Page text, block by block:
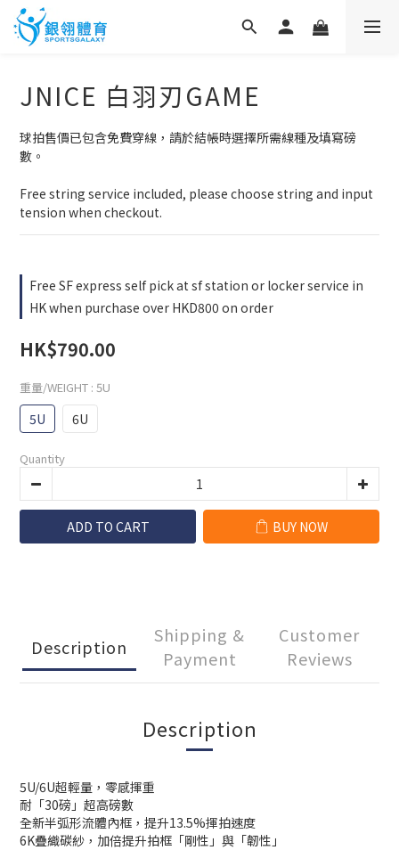
JNICE 白羽刃GAME
球拍售價已包含免費穿線，請於結帳時選擇所需線種及填寫磅
數。
Free string service included, please choose string and input
tension when checkout.
Free SF express self pick at sf station or locker service in
HK when purchase over HKD800 on order
HK$790.00
重量/WEIGHT : 5U
5U 6U
Quantity
ADD TO CART BUY NOW
Description
Shipping &
Payment
Customer
Reviews
Description
5U/6U超輕量，零感揮重
耐「30磅」超高磅數
全新半弧形流體內框，提升13.5%揮拍速度
6K疊織碳紗，加倍提升拍框「剛性」與「韌性」